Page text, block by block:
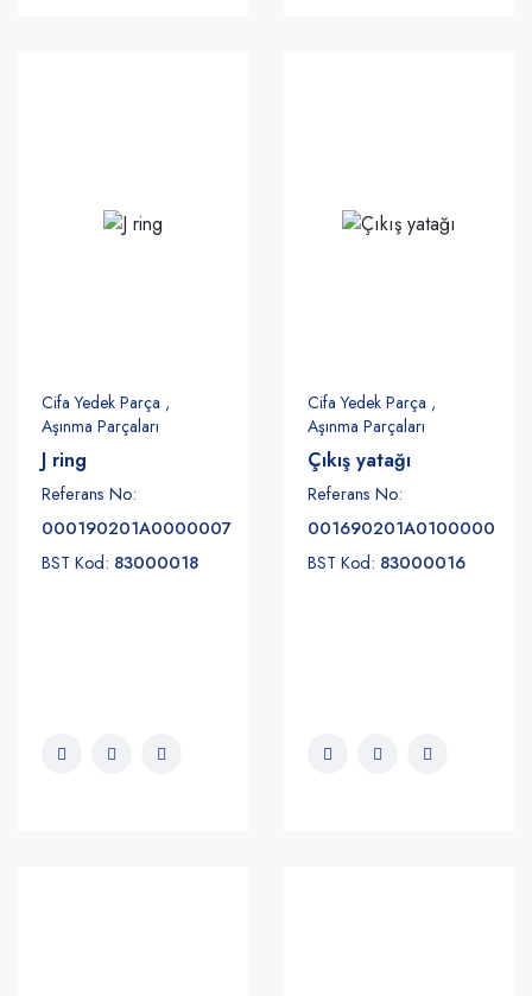
Cifa Yedek Parça ,
Aşınma Parçaları
J ring
Referans No:
000190201A0000007
BST Kod: 83000018
Cifa Yedek Parça ,
Aşınma Parçaları
Çıkış yatağı
Referans No:
001690201A0100000
BST Kod: 83000016